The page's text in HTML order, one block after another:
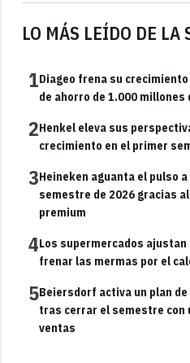
LO MÁS LEÍDO DE LA
1Diageo frena su
de ahorro de 1.000 millones
2Henkel eleva sus
crecimiento en el primer
3Heineken aguanta el pulso
semestre de 2026 gracias
premium
4Los supermercados
frenar las mermas por el
5Beiersdorf activa un plan
tras cerrar el semestre con
ventas